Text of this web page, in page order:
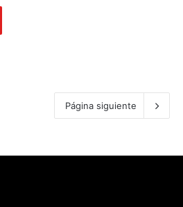
Página siguiente